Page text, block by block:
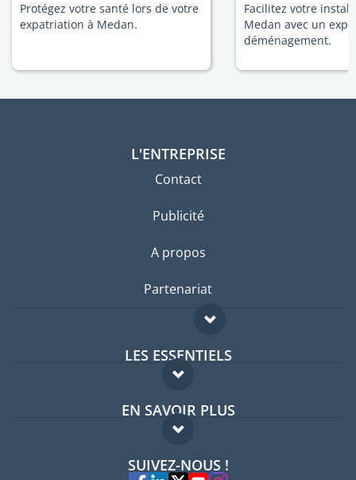
Protégez votre santé lors de votre
expatriation à Medan.
Facilitez votre
Medan avec un
déménagement.
L'ENTREPRISE
Contact
Publicité
A propos
Partenariat
LES ESSENTIELS
Forum expatriés
Guides pays
EN SAVOIR PLUS
FAQ
Experts
SUIVEZ-NOUS !